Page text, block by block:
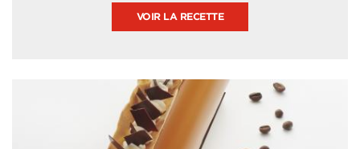
VOIR LA RECETTE